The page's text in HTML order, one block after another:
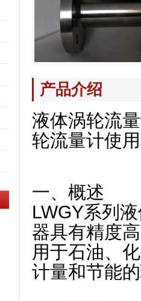
产品介绍
液体涡轮流
轮流量计使
一、概述
LWGY系列
器具有精度
用于石油、
计量和节能